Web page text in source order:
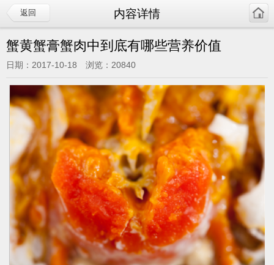
内容详情
返回
蟹黄蟹膏蟹肉中到底有哪些营养价值
日期：2017-10-18 浏览：20840